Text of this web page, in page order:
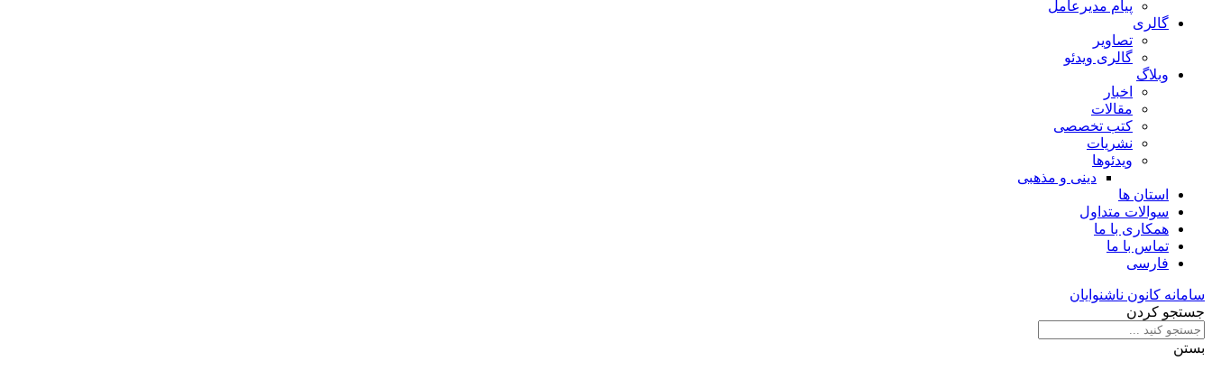
پیام مدیرعامل
گالری
تصاویر
گالری ویدئو
وبلاگ
اخبار
مقالات
کتب تخصصی
نشریات
ویدئوها
دینی و مذهبی
استان ها
سوالات متداول
همکاری با ما
تماس با ما
فارسی
سامانه کانون ناشنوایان
جستجو کردن
بستن